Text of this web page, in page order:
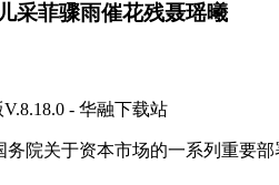
采菲骤雨催花残聂瑶曦
- 华融下载站
于资本市场的一系列重要部